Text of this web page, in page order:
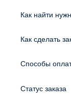
Как найти
Как сделать
Способы
Статус заказа